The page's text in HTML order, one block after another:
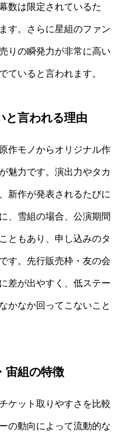
数は限定されているた
す。さらに星組のファン
りの瞬発力が非常に高い
ていると言われます。
と言われる理由
作モノからオリジナル作
魅力です。演出力やタカ
新作が発表されるたびに
、雪組の場合、公演期間
ともあり、申し込みのタ
す。先行販売枠・友の会
差が出やすく、低ステー
かなか回ってこないこと
宙組の特徴
ケット取りやすさを比較
の動向によって流動的な